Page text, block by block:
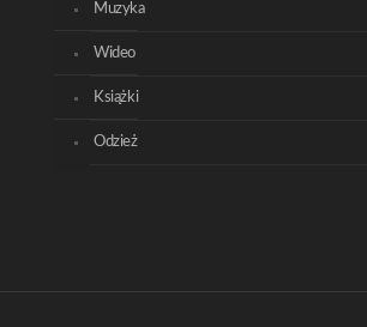
Muzyka
Wideo
Książki
Odzież